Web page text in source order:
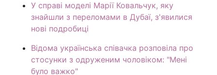
У справі моделі Марії Ковальчук, яку
знайшли з переломами в Дубаї, з'явилися
нові подробиці
Відома українська співачка розповіла про
стосунки з одруженим чоловіком: "Мені
було важко"